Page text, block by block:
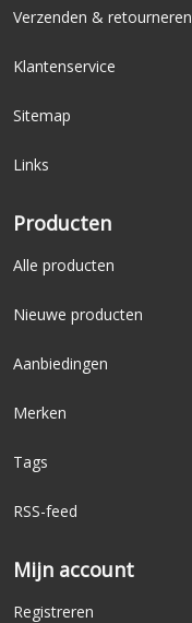
Verzenden & retourneren
Klantenservice
Sitemap
Links
Producten
Alle producten
Nieuwe producten
Aanbiedingen
Merken
Tags
RSS-feed
Mijn account
Registreren